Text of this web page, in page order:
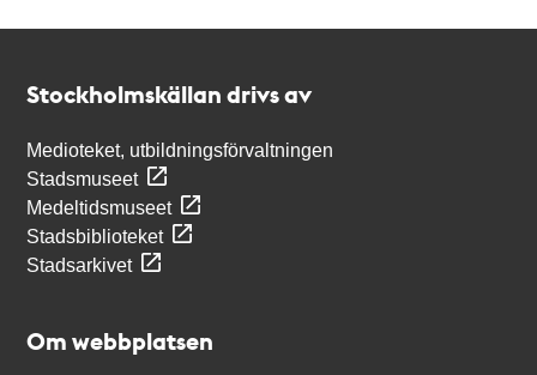
Stockholmskällan drivs av
Medioteket, utbildningsförvaltningen
Stadsmuseet
Medeltidsmuseet
Stadsbiblioteket
Stadsarkivet
Om webbplatsen